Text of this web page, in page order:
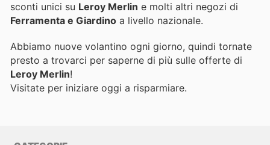
sconti unici su Leroy Merlin e molti altri negozi di
Ferramenta e Giardino a livello nazionale.
Abbiamo nuove volantino ogni giorno, quindi tornate
presto a trovarci per saperne di più sulle offerte di
Leroy Merlin!
Visitate per iniziare oggi a risparmiare.